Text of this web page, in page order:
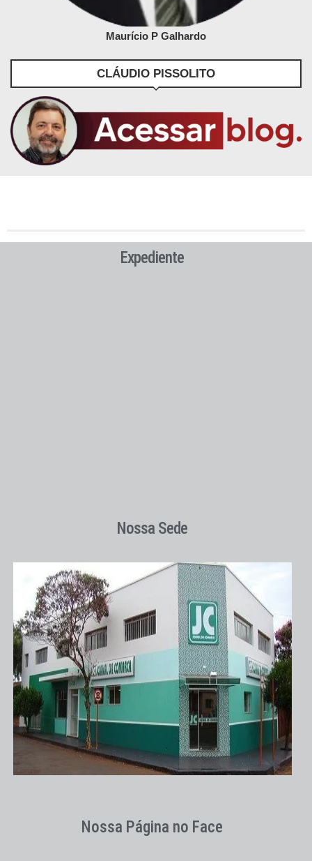
Maurício P Galhardo
CLÁUDIO PISSOLITO
Expediente
Nossa Sede
Nossa Página no Face